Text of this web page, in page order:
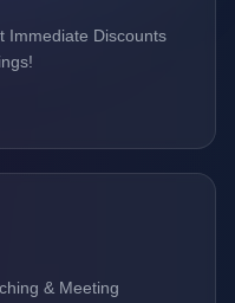
Immediate Discounts
& Meeting